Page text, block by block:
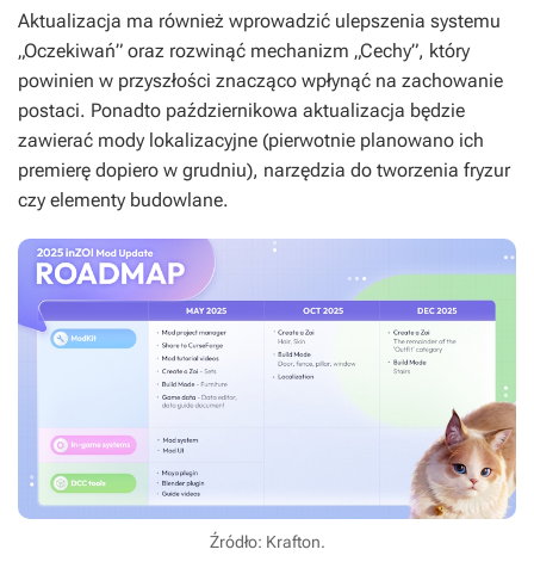
Aktualizacja ma również wprowadzić ulepszenia systemu
„Oczekiwań” oraz rozwinąć mechanizm „Cechy”, który
powinien w przyszłości znacząco wpłynąć na zachowanie
postaci. Ponadto październikowa aktualizacja będzie
zawierać mody lokalizacyjne (pierwotnie planowano ich
premierę dopiero w grudniu), narzędzia do tworzenia fryzur
czy elementy budowlane.
Źródło: Krafton.